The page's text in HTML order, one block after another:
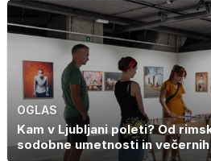
OGLAS
Kam v Ljubljani poleti? Od
sodobne umetnosti in